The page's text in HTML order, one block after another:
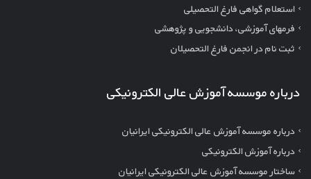
استعلام گواهی فارغ التحصیلی
فرمهای آموزشی، دانشجویی و پژوهشی
ثبت نام در انجمن فارغ التحصیلان
درباره موسسه آموزش عالی الکترونیکی
درباره موسسه آموزش عالی الکترونیکی ایرانیان
درباره آموزش الکترونیکی
ساختار موسسه آموزش عالی الکترونیکی ایرانیان